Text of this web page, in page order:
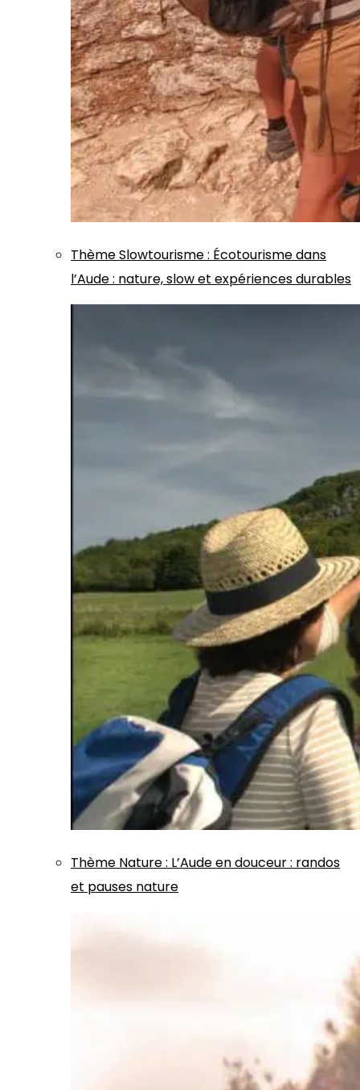
ThèmeSlowtourisme: Écotourisme dans
l’Aude : nature, slow et expériences durables
Thème Nature: L’Aude en douceur : randos
et pauses nature